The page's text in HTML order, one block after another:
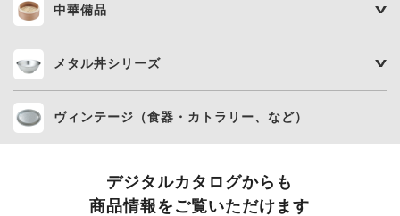
中華備品
メタル丼シリーズ
ヴィンテージ（食器・カトラリー、など）
デジタルカタログからも
商品情報をご覧いただけます